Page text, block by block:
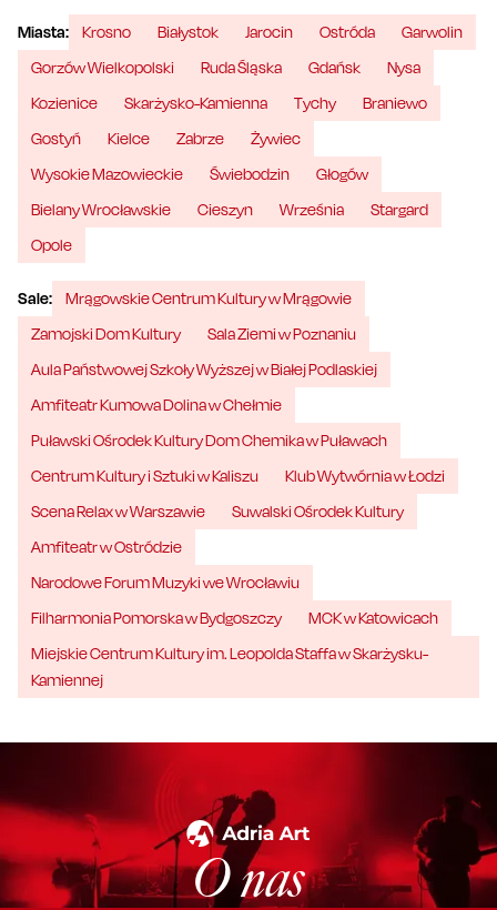
Miasta: Krosno Białystok Jarocin Ostróda
Garwolin
Gorzów Wielkopolski
Ruda Śląska Gdańsk
Nysa
Kozienice
Skarżysko-Kamienna Tychy
Braniewo
Gostyń
Kielce Zabrze
Żywiec
Wysokie Mazowieckie
Świebodzin
Głogów
Bielany Wrocławskie
Cieszyn Września
Stargard
Opole
Sale:
Mrągowskie Centrum Kultury w Mrągowie
Zamojski Dom Kultury
Sala Ziemi w Poznaniu
Aula Państwowej Szkoły Wyższej w Białej Podlaskiej
Amfiteatr Kumowa Dolina w Chełmie
Puławski Ośrodek Kultury Dom Chemika w Puławach
Centrum Kultury i Sztuki w Kaliszu
Klub Wytwórnia w Łodzi
Scena Relax w Warszawie
Suwalski Ośrodek Kultury
Amfiteatr w Ostródzie
Narodowe Forum Muzyki we Wrocławiu
Filharmonia Pomorska w Bydgoszczy
MCK w Katowicach
Miejskie Centrum Kultury im. Leopolda Staffa w Skarżysku-
Kamiennej
O nas